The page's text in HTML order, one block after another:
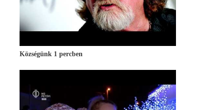
Községünk 1 percben